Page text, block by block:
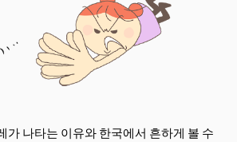
가 나타는 이유와 한국에서 흔하게 볼 수